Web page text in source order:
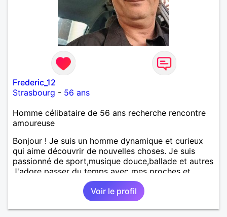
Frederic_12
Strasbourg - 56 ans
Homme célibataire de 56 ans recherche rencontre
amoureuse
Bonjour ! Je suis un homme dynamique et curieux
qui aime découvrir de nouvelles choses. Je suis
passionné de sport,musique douce,ballade et autres
J'adore passer du temps avec mes proches et
partager des moments inoubliables.
Voir le profil